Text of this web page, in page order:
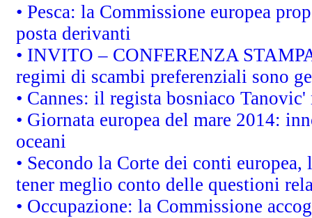
• Pesca: la Commissione europea
posta derivanti
• INVITO – CONFERENZA
regimi di scambi preferenziali sono
• Cannes: il regista bosniaco
• Giornata europea del mare 2014:
oceani
• Secondo la Corte dei conti
tener meglio conto delle questioni
• Occupazione: la Commissione